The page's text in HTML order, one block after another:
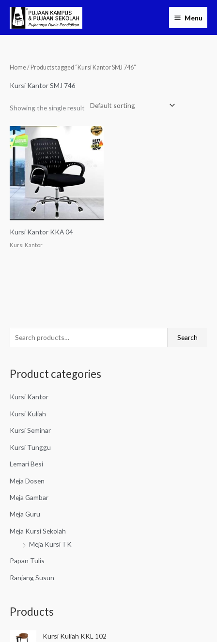
Skip
content
Menu
e
h
f
:
Search
Product categories
Kursi Kantor
Kursi Kuliah
Kursi Seminar
Kursi Tunggu
Lemari Besi
Meja Dosen
Meja Gambar
Meja Guru
Meja Kursi Sekolah
Meja Kursi TK
Papan Tulis
Ranjang Susun
Products
Kursi Kuliah KKL 102
Home/ Products tagged “Kursi Kantor SMJ 746”
Kursi Kantor SMJ 746
Showing the single result
Kursi Kantor KKA 04
Kursi Kantor